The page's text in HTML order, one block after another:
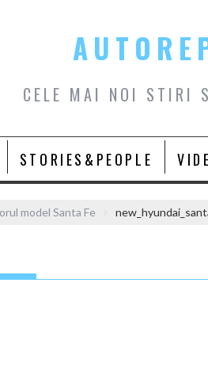
CELE MAI NOI STIRI
STORIES&PEOPLE
model Santa Fe